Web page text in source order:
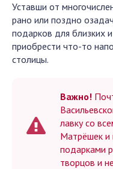
Уставши от
рано или поздно
подарков для близких
приобрести что-то
столицы.
Важно!
лавку со
Матрёшек и
подарками
творцов и